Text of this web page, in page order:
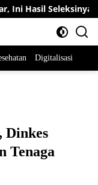
Seleksinya
Digitalisasi
Tenaga